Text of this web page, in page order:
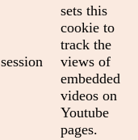
session
sets this
cookie to
track the
views of
embedded
videos on
Youtube
pages.